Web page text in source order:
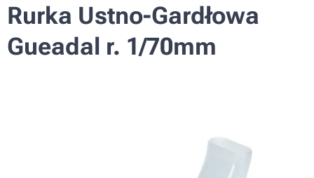
Rurka Ustno-Gardłowa
Gueadal r. 1/70mm